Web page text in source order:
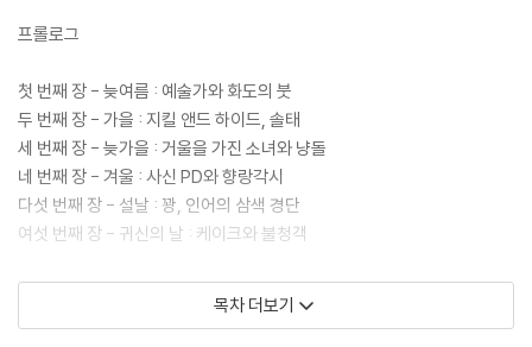
는 요괴의 말에, 모미는 일단 이곳을 운영해보기로 결심하는데….
프롤로그
첫 번째 장 - 늦여름 : 예술가와 화도의 붓
두 번째 장 - 가을 : 지킬 앤드 하이드, 솔태
세 번째 장 - 늦가을 : 거울을 가진 소녀와 냥돌
네 번째 장 - 겨울 : 사신 PD와 향랑각시
다섯 번째 장 - 설날 : 꽝, 인어의 삼색 경단
여섯 번째 장 - 귀신의 날 : 케이크와 불청객
에필로그 - 일 년 후, 정월 대보름
목차 더보기